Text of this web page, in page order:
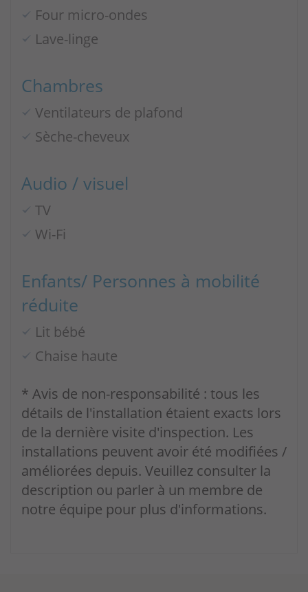
Four micro-ondes
Lave-linge
Chambres
Ventilateurs de plafond
Sèche-cheveux
Audio / visuel
TV
Wi-Fi
Enfants/ Personnes à mobilité
réduite
Lit bébé
Chaise haute
* Avis de non-responsabilité : tous les
détails de l'installation étaient exacts lors
de la dernière visite d'inspection. Les
installations peuvent avoir été modifiées /
améliorées depuis. Veuillez consulter la
description ou parler à un membre de
notre équipe pour plus d'informations.